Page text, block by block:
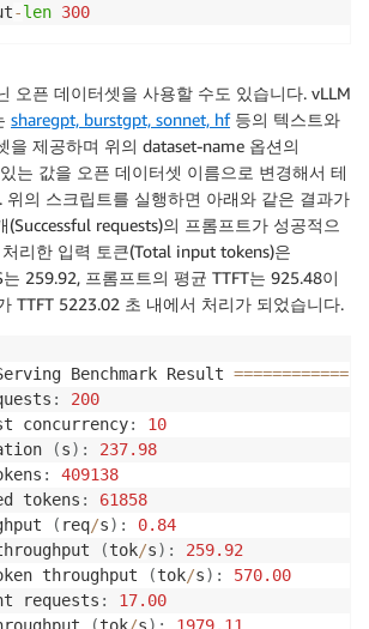
-len 300
오픈 데이터셋을 사용할 수도 있습니다. vLLM
sharegpt, burstgpt, sonnet, hf등의 텍스트와
을 제공하며 위의 dataset-name 옵션의
는 값을 오픈 데이터셋 이름으로 변경해서 테
위의 스크립트를 실행하면 아래와 같은 결과가
(Successful requests)의 프롬프트가 성공적으
리한 입력 토큰(Total input tokens)은
259.92, 프롬프트의 평균 TTFT는 925.48이
TTFT 5223.02 초 내에서 처리가 되었습니다.
Benchmark Result ============
:
200
concurrency:
10
(s) :
237.98
:
409138
tokens :
61858
( req/s) :
0.84
(tok/s) :
259.92
throughput
(tok/s) :
570.00
requests :
17.00
(tok/s) :
1979.11